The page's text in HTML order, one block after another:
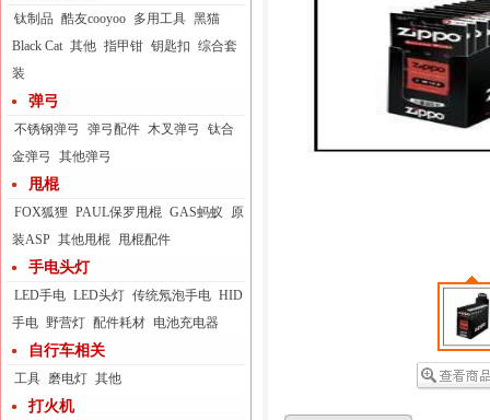
钛制品 酷友cooyoo 多用工具 黑猫
Black Cat 其他 指甲钳 钥匙扣 综合套
装
弹弓
不锈钢弹弓 弹弓配件 木叉弹弓
钛合
金弹弓
其他弹弓
甩棍
FOX狐狸 PAUL保罗甩棍 GAS蚂蚁
原
装ASP 其他甩棍 甩棍配件
手电头灯
LED手电 LED头灯 传统氖泡手电 HID
手电 野营灯 配件耗材 电池充电器
自行车相关
工具 磨电灯 其他
打火机